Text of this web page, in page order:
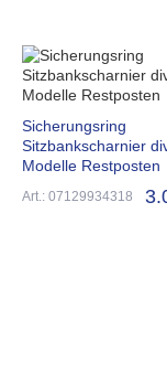
Sicherungsring
Sitzbankscharnier
Modelle Restposten
Art.: 07129934318